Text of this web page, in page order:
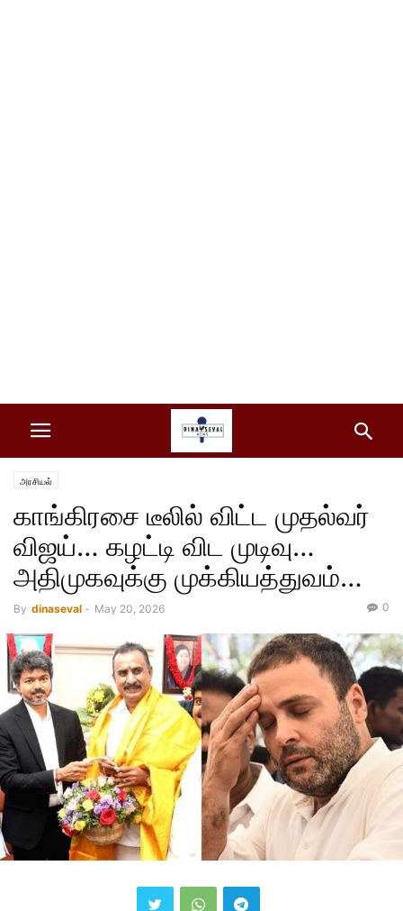
அரசியல்
காங்கிரசை டீலில் விட்ட முதல்வர்
விஜய்… கழட்டி விட முடிவு…
அதிமுகவுக்கு முக்கியத்துவம்…
By dinaseval - May 20, 2026 0